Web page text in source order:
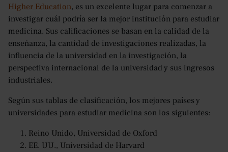
Higher Education, es un excelente lugar para comenzar a
investigar cuál podría ser la mejor institución para estudiar
medicina. Sus calificaciones se basan en la calidad de la
enseñanza, la cantidad de investigaciones realizadas, la
influencia de la universidad en la investigación, la
perspectiva internacional de la universidad y sus ingresos
industriales.
Según sus tablas de clasificación, los mejores países y
universidades para estudiar medicina son los siguientes:
Reino Unido, Universidad de Oxford
EE. UU., Universidad de Harvard